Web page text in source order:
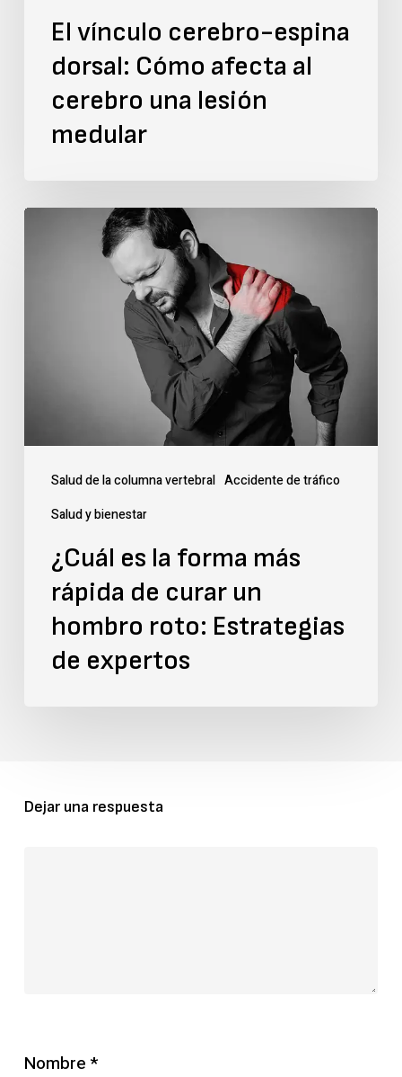
medular
El vínculo cerebro-espina
dorsal: Cómo afecta al
cerebro una lesión
medular
Salud de la columna vertebral Accidente de tráfico
Salud y bienestar
Estrategias
expertos
¿Cuál es la forma más
rápida de curar un
hombro roto: Estrategias
de expertos
Dejar una respuesta
Nombre *